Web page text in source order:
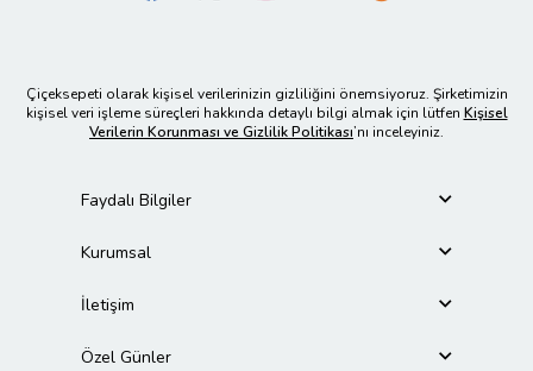
Çiçeksepeti olarak kişisel verilerinizin gizliliğini önemsiyoruz. Şirketimizin
kişisel veri işleme süreçleri hakkında detaylı bilgi almak için lütfen Kişisel
Verilerin Korunması ve Gizlilik Politikası’nı inceleyiniz.
Faydalı Bilgiler
Kurumsal
İletişim
Özel Günler